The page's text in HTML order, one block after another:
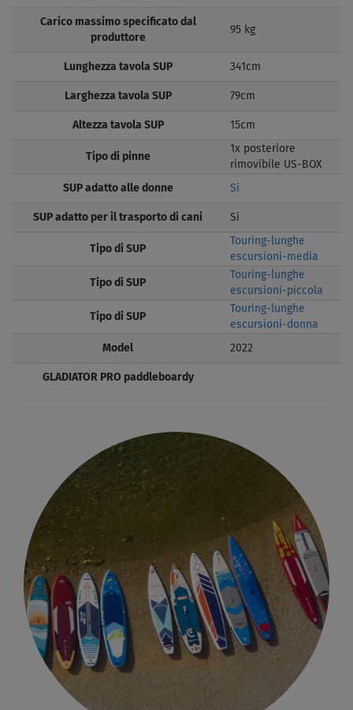
Carico massimo specificato dal
produttore
95 kg
Lunghezza tavola SUP 341cm
Larghezza tavola SUP 79cm
Altezza tavola SUP 15cm
Tipo di pinne
1x posteriore
rimovibile US-BOX
SUP adatto alle donne Si
SUP adatto per il trasporto di cani Si
Tipo di SUP
Touring-lunghe
escursioni-media
Tipo di SUP
Touring-lunghe
escursioni-piccola
Tipo di SUP
Touring-lunghe
escursioni-donna
Model 2022
GLADIATOR PRO paddleboardy